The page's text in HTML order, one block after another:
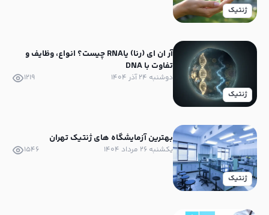
ژنتیک
ژنتیک
آر ان ای (رنا) یاRNA چیست؟ انواع، وظایف و
تفاوت با DNA
دوشنبه ۲۴ آذر ۱۴۰۴ 1219
ژنتیک
بهترین آزمایشگاه های ژنتیک تهران
یکشنبه ۲۶ مرداد ۱۴۰۴ 1546